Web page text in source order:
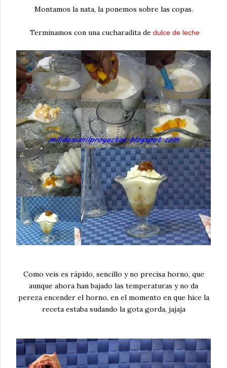
Montamos la nata, la ponemos sobre las copas.
Terminamos con una cucharadita de dulce de leche
Como veis es rápido, sencillo y no precisa horno, que
aunque ahora han bajado las temperaturas y no da
pereza encender el horno, en el momento en que hice la
receta estaba sudando la gota gorda, jajaja